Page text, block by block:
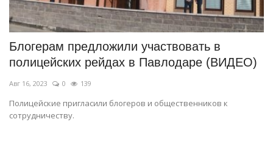
СПОРТ
Чек-лист
РАЗВЛЕЧЕНИЯ
OFFICIAL
Блогерам предложили участвовать в
полицейских рейдах в Павлодаре (ВИДЕО)
Авг 16, 2023 0 139
Полицейские пригласили блогеров и общественников к
сотрудничеству.